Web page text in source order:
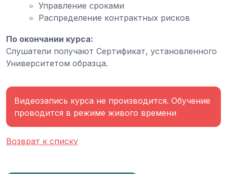
Управление сроками
Распределение контрактных рисков
По окончании курса:
Слушатели получают Сертификат, установленного
Университетом образца.
Видеозапись курса не производится. Обучение
проводится в режиме живого времени
Возврат к списку